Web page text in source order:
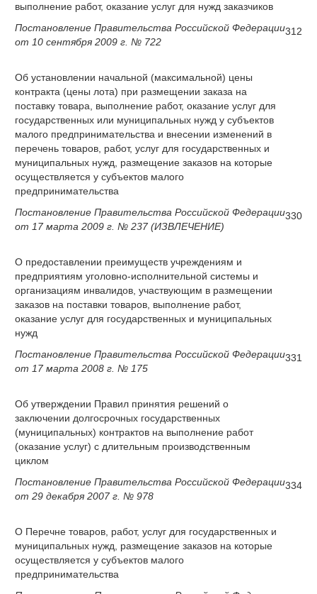
выполнение работ, оказание услуг для нужд заказчиков
Постановление Правительства Российской Федерации
от 10 сентября 2009 г. № 722
312
Об установлении начальной (максимальной) цены
контракта (цены лота) при размещении заказа на
поставку товара, выполнение работ, оказание услуг для
государственных или муниципальных нужд у субъектов
малого предпринимательства и внесении изменений в
перечень товаров, работ, услуг для государственных и
муниципальных нужд, размещение заказов на которые
осуществляется у субъектов малого
предпринимательства
Постановление Правительства Российской Федерации
от 17 марта 2009 г. № 237 (ИЗВЛЕЧЕНИЕ)
330
О предоставлении преимуществ учреждениям и
предприятиям уголовно-исполнительной системы и
организациям инвалидов, участвующим в размещении
заказов на поставки товаров, выполнение работ,
оказание услуг для государственных и муниципальных
нужд
Постановление Правительства Российской Федерации
от 17 марта 2008 г. № 175
331
Об утверждении Правил принятия решений о
заключении долгосрочных государственных
(муниципальных) контрактов на выполнение работ
(оказание услуг) с длительным производственным
циклом
Постановление Правительства Российской Федерации
от 29 декабря 2007 г. № 978
334
О Перечне товаров, работ, услуг для государственных и
муниципальных нужд, размещение заказов на которые
осуществляется у субъектов малого
предпринимательства